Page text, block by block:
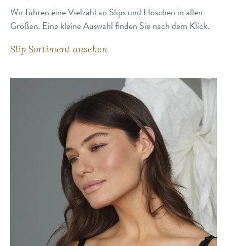
Wir führen eine Vielzahl an Slips und Höschen in allen
Größen. Eine kleine Auswahl finden Sie nach dem Klick.
Slip Sortiment ansehen